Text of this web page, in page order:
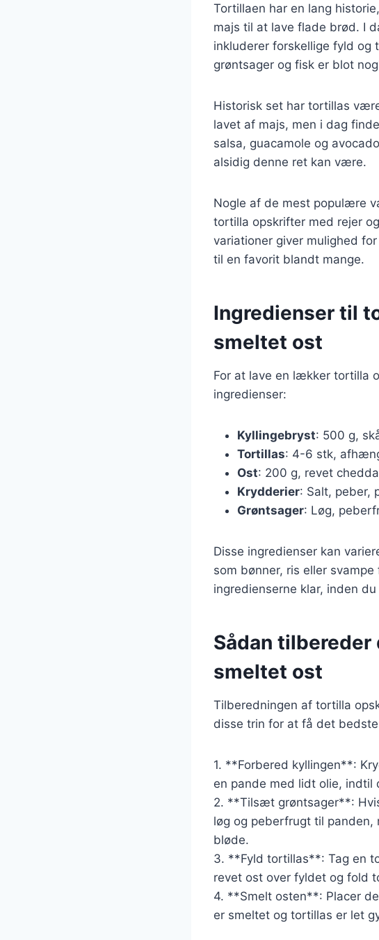
Tortillaen har en lang
majs til at lave flade brød. I
inkluderer forskellige fyld og
grøntsager og fisk er blot
Historisk set har tortillas
lavet af majs, men i dag
salsa, guacamole og
alsidig denne ret kan være.
Nogle af de mest populære
tortilla opskrifter med rejer
variationer giver mulighed
til en favorit blandt mange.
Ingredienser til
smeltet ost
For at lave en lækker tortilla
ingredienser:
Kyllingebryst: 500 g,
Tortillas: 4-6 stk,
Ost: 200 g, revet
Krydderier: Salt, peber,
Grøntsager: Løg,
Disse ingredienser kan
som bønner, ris eller
ingredienserne klar, inden
Sådan
smeltet ost
Tilberedningen af tortilla
disse trin for at få det
1. **Forbered kyllingen**:
en pande med lidt olie, indtil
2. **Tilsæt grøntsager**:
løg og peberfrugt til
bløde.
3. **Fyld tortillas**: Tag en
revet ost over fyldet og fold
4. **Smelt osten**: Placer
er smeltet og tortillas er let